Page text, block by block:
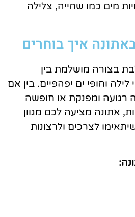
מים כמו שחייה, צלילה
איך בוחרים
בצורה מושלמת בין
וחופי ים יפהפיים. בין אם
ומפנקת או חופשה
אתונה מציעה לכם מגוון
לצרכים ולרצונות